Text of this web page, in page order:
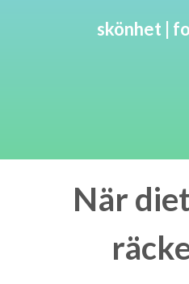
skönhet |
När